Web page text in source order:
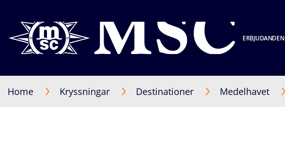
ERBJUDANDEN
Home Kryssningar Destinationer Medelhavet